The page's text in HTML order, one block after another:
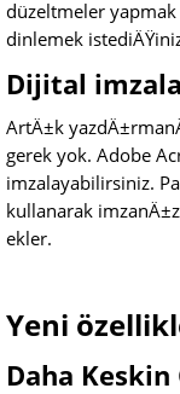
düzeltmeler yapmak
dinlemek
Dijital
ArtÄ±k
gerek yok. Adobe
imzalayabilirsiniz.
kullanarak
ekler.
Yeni
Daha Keskin